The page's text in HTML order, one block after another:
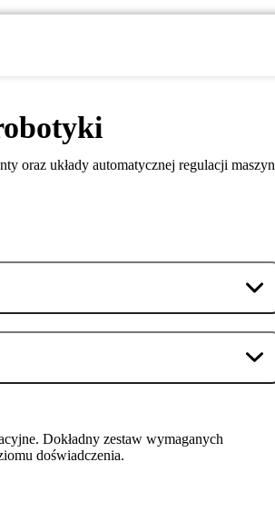
oraz układy automatycznej regulacji maszyn
Dokładny zestaw wymaganych
doświadczenia.